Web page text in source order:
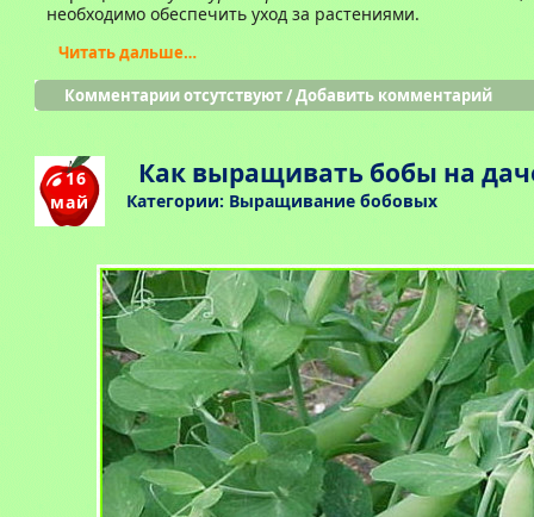
необходимо обеспечить уход за растениями.
Читать дальше…
Комментарии отсутствуют/Добавить комментарий
16
май
Как выращивать бобы на
Категории: Выращивание бобовых